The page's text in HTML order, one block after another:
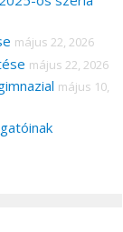
május 22, 2026
május 22, 2026
május 10,